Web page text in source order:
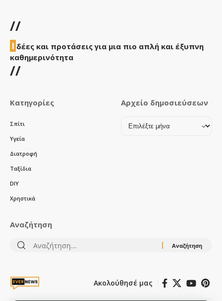
//
Ι δέες και προτάσεις για μια πιο απλή και έξυπνη
καθημερινότητα
//
Κατηγορίες
Σπίτι
Υγεία
Διατροφή
Ταξίδια
DIY
Χρηστικά
Αρχείο δημοσιεύσεων
Αρχείο
Αναζήτηση
Αναζήτηση
Ακολούθησέ μας